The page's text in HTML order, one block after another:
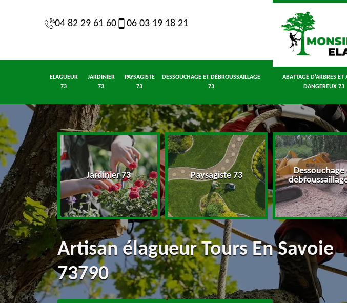
04 82 29 61 60 06 03 19 18 21
ELAGUEUR
73
JARDINIER
73
PAYSAGISTE
73
DESSOUCHAGE ET DÉBROUSSAILLAGE
73
ABATTAGE D'ARBRES ET
DANGEREUX 73
73 Jardinier 73 Paysagiste 73
Dessouchage
Artisan élagueur Tours En Savoie
73790